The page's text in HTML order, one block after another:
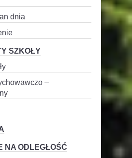
dnia
SZKOŁY
–
NA ODLEGŁOŚĆ